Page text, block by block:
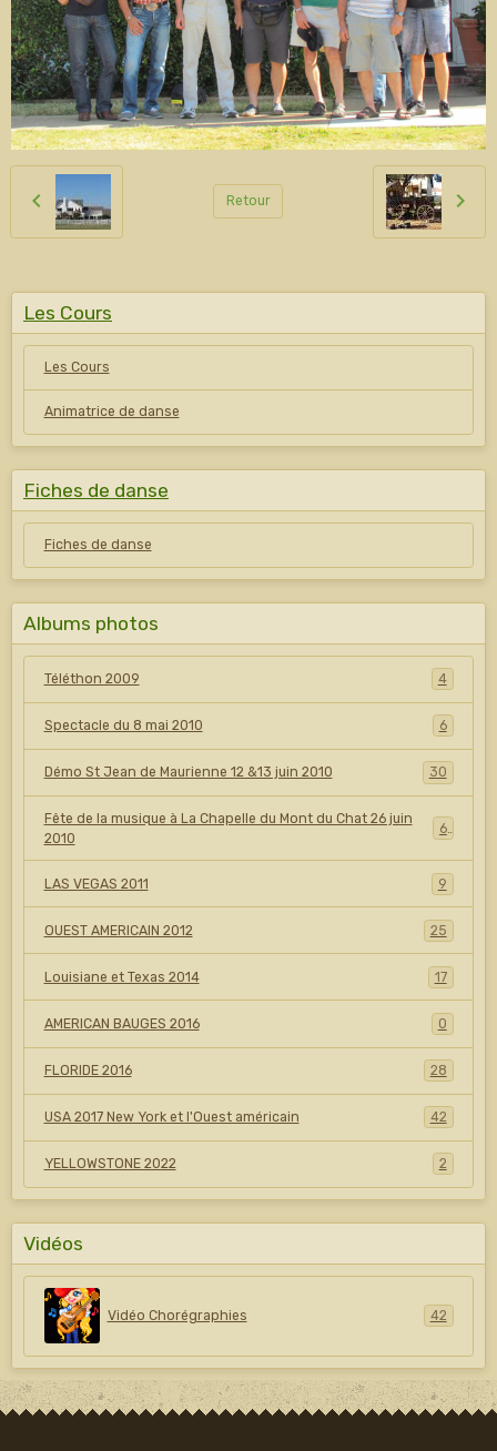
Retour
Les Cours
Les Cours
Animatrice de danse
Fiches de danse
Fiches de danse
Albums photos
Téléthon 2009 4
Spectacle du 8 mai 2010 6
Démo St Jean de Maurienne 12 &13 juin 2010 30
Fête de la musique à La Chapelle du Mont du Chat 26 juin
2010
6
LAS VEGAS 2011 9
OUEST AMERICAIN 2012 25
Louisiane et Texas 2014 17
AMERICAN BAUGES 2016 0
FLORIDE 2016 28
USA 2017 New York et l'Ouest américain 42
YELLOWSTONE 2022 2
Vidéos
Vidéo Chorégraphies 42